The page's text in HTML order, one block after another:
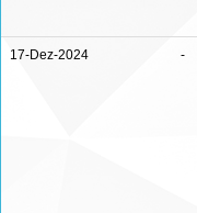
17-Dez-2024 -